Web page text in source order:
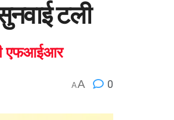
टली
एफआईआर
AA 0